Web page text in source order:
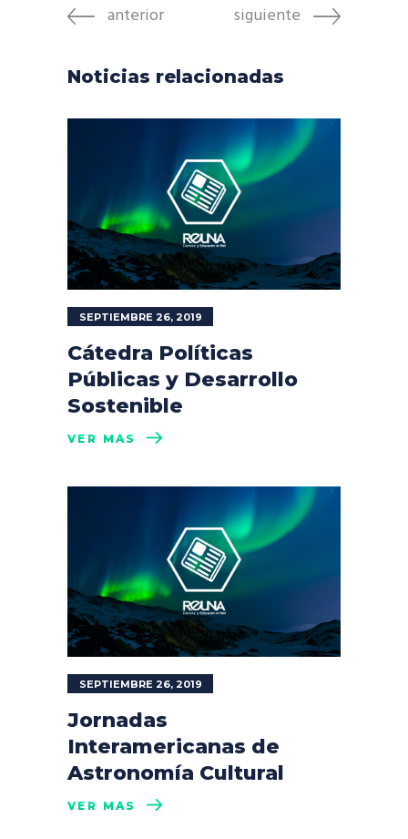
anterior siguiente
Noticias relacionadas
SEPTIEMBRE 26, 2019
Cátedra Políticas
Públicas y Desarrollo
Sostenible
VER MÁS
SEPTIEMBRE 26, 2019
Jornadas
Interamericanas de
Astronomía Cultural
VER MÁS